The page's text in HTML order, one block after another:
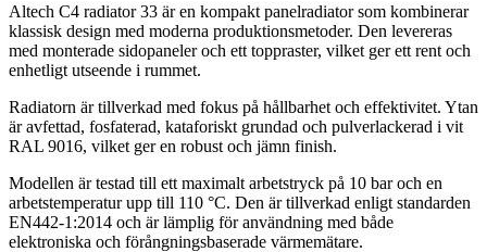
Altech C4 radiator 33 är en kompakt panelradiator som kombinerar
klassisk design med moderna produktionsmetoder. Den levereras
med monterade sidopaneler och ett toppraster, vilket ger ett rent och
enhetligt utseende i rummet.
Radiatorn är tillverkad med fokus på hållbarhet och effektivitet. Ytan
är avfettad, fosfaterad, kataforiskt grundad och pulverlackerad i vit
RAL 9016, vilket ger en robust och jämn finish.
Modellen är testad till ett maximalt arbetstryck på 10 bar och en
arbetstemperatur upp till 110 °C. Den är tillverkad enligt standarden
EN442-1:2014 och är lämplig för användning med både
elektroniska och förångningsbaserade värmemätare.